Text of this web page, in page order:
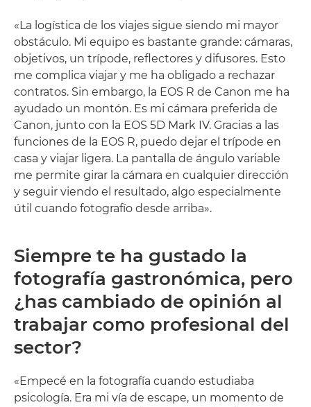
«La logística de los viajes sigue siendo mi mayor
obstáculo. Mi equipo es bastante grande: cámaras,
objetivos, un trípode, reflectores y difusores. Esto
me complica viajar y me ha obligado a rechazar
contratos. Sin embargo, la EOS R de Canon me ha
ayudado un montón. Es mi cámara preferida de
Canon, junto con la EOS 5D Mark IV. Gracias a las
funciones de la EOS R, puedo dejar el trípode en
casa y viajar ligera. La pantalla de ángulo variable
me permite girar la cámara en cualquier dirección
y seguir viendo el resultado, algo especialmente
útil cuando fotografío desde arriba».
Siempre te ha gustado la
fotografía gastronómica, pero
¿has cambiado de opinión al
trabajar como profesional del
sector?
«Empecé en la fotografía cuando estudiaba
psicología. Era mi vía de escape, un momento de